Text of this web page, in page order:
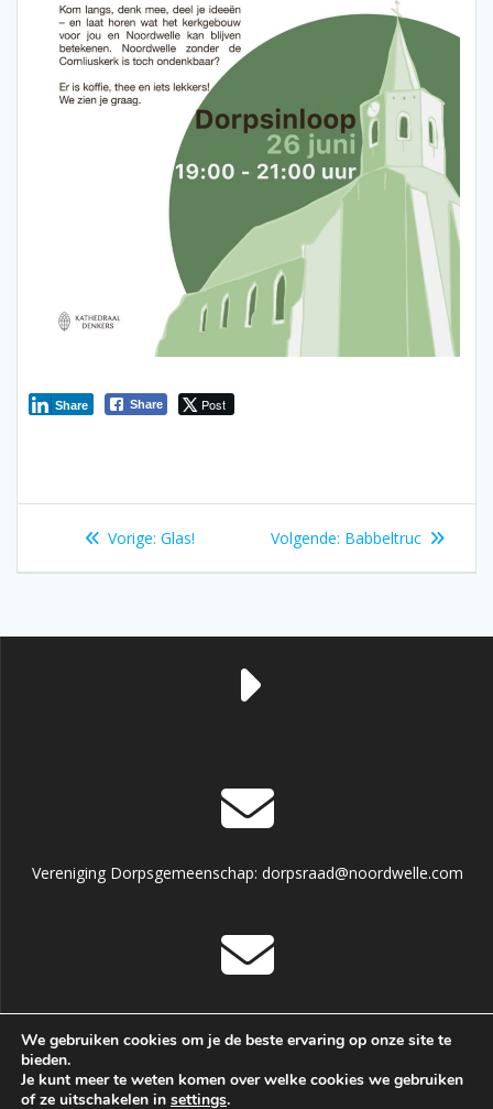
Share Post
Share
Bericht
navigatie
Vorige: Vorig
Glas! Volgende: Volgend
Babbeltruc
Vereniging Dorpsgemeenschap: dorpsraad@noordwelle.com
Dorpshuis informatie en reservering: dorpshuisnoordwelle
@hotmail.com
We gebruiken cookies om je de beste ervaring op onze site te
bieden.
Je kunt meer te weten komen over welke cookies we gebruiken
of ze uitschakelen in settings.